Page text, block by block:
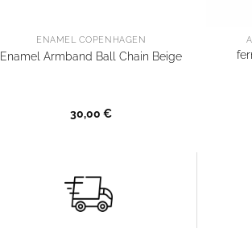
ENAMEL COPENHAGEN
Enamel Armband Ball Chain Beige
30,00€